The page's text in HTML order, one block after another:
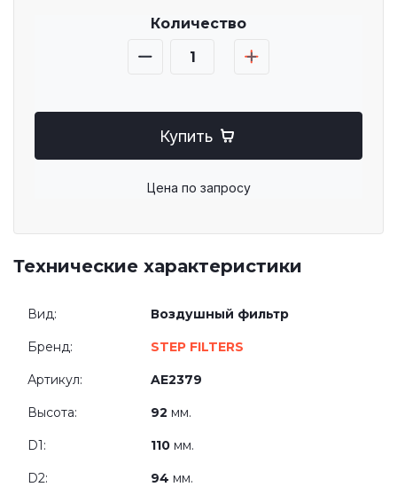
Количество
Купить
Цена по запросу
Технические характеристики
Вид: Воздушный фильтр
Бренд: STEP FILTERS
Артикул: AE2379
Высота: 92 мм.
D1: 110 мм.
D2: 94 мм.